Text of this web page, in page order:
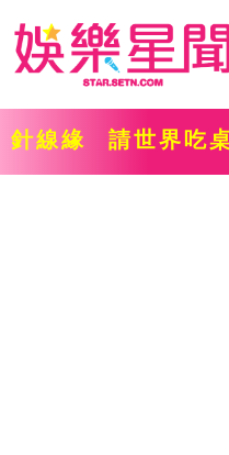
針線緣 請世界吃